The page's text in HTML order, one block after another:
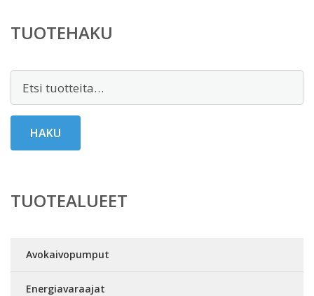
TUOTEHAKU
HAKU
TUOTEALUEET
Avokaivopumput
Energiavaraajat